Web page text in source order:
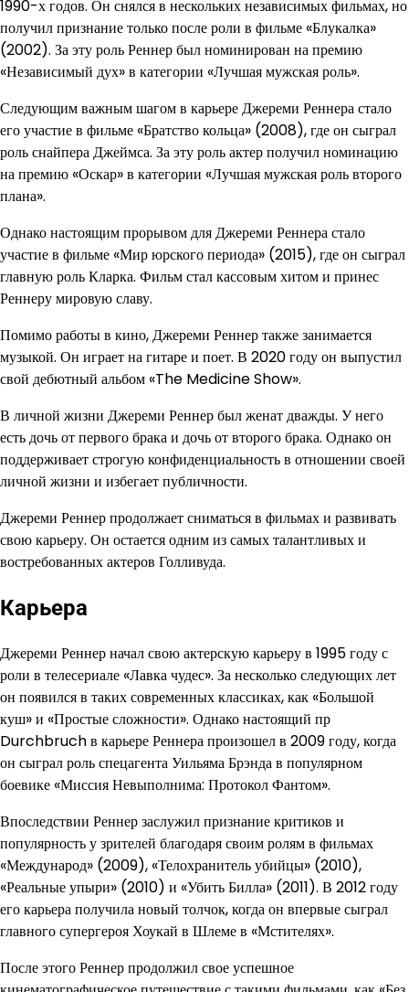
1990-х годов. Он снялся в нескольких независимых фильмах, но
получил признание только после роли в фильме «Блукалка»
(2002). За эту роль Реннер был номинирован на премию
«Независимый дух» в категории «Лучшая мужская роль».
Следующим важным шагом в карьере Джереми Реннера стало
его участие в фильме «Братство кольца» (2008), где он сыграл
роль снайпера Джеймса. За эту роль актер получил номинацию
на премию «Оскар» в категории «Лучшая мужская роль второго
плана».
Однако настоящим прорывом для Джереми Реннера стало
участие в фильме «Мир юрского периода» (2015), где он сыграл
главную роль Кларка. Фильм стал кассовым хитом и принес
Реннеру мировую славу.
Помимо работы в кино, Джереми Реннер также занимается
музыкой. Он играет на гитаре и поет. В 2020 году он выпустил
свой дебютный альбом «The Medicine Show».
В личной жизни Джереми Реннер был женат дважды. У него
есть дочь от первого брака и дочь от второго брака. Однако он
поддерживает строгую конфиденциальность в отношении своей
личной жизни и избегает публичности.
Джереми Реннер продолжает сниматься в фильмах и развивать
свою карьеру. Он остается одним из самых талантливых и
востребованных актеров Голливуда.
Карьера
Джереми Реннер начал свою актерскую карьеру в 1995 году с
роли в телесериале «Лавка чудес». За несколько следующих лет
он появился в таких современных классиках, как «Большой
куш» и «Простые сложности». Однако настоящий пр
Durchbruch в карьере Реннера произошел в 2009 году, когда
он сыграл роль спецагента Уильяма Брэнда в популярном
боевике «Миссия Невыполнима: Протокол Фантом».
Впоследствии Реннер заслужил признание критиков и
популярность у зрителей благодаря своим ролям в фильмах
«Международ» (2009), «Телохранитель убийцы» (2010),
«Реальные упыри» (2010) и «Убить Билла» (2011). В 2012 году
его карьера получила новый толчок, когда он впервые сыграл
главного супергероя Хоукай в Шлеме в «Мстителях».
После этого Реннер продолжил свое успешное